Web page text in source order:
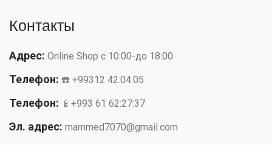
Контакты
Адрес: Online Shop с 10:00-до 18:00
Телефон: ☎️ +99312 42:04:05
Телефон: 📱+993 61 62:27:37
Эл. адрес: mammed7070@gmail.com